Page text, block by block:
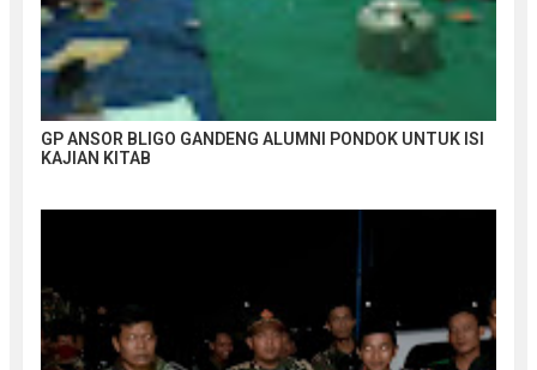
GP ANSOR BLIGO GANDENG ALUMNI PONDOK UNTUK ISI
KAJIAN KITAB